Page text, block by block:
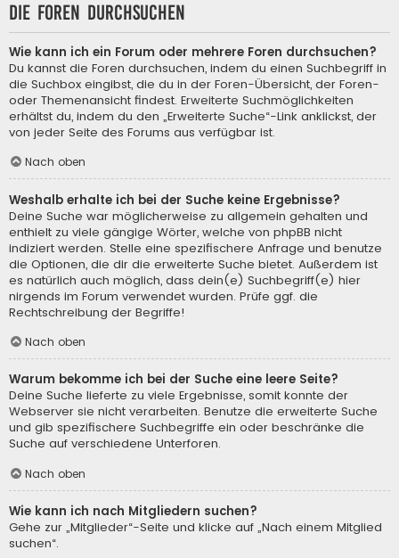
Die Foren durchsuchen
Wie kann ich ein Forum oder mehrere Foren durchsuchen?
Du kannst die Foren durchsuchen, indem du einen Suchbegriff in
die Suchbox eingibst, die du in der Foren-Übersicht, der Foren-
oder Themenansicht findest. Erweiterte Suchmöglichkeiten
erhältst du, indem du den „Erweiterte Suche“-Link anklickst, der
von jeder Seite des Forums aus verfügbar ist.
Nach oben
Weshalb erhalte ich bei der Suche keine Ergebnisse?
Deine Suche war möglicherweise zu allgemein gehalten und
enthielt zu viele gängige Wörter, welche von phpBB nicht
indiziert werden. Stelle eine spezifischere Anfrage und benutze
die Optionen, die dir die erweiterte Suche bietet. Außerdem ist
es natürlich auch möglich, dass dein(e) Suchbegriff(e) hier
nirgends im Forum verwendet wurden. Prüfe ggf. die
Rechtschreibung der Begriffe!
Nach oben
Warum bekomme ich bei der Suche eine leere Seite?
Deine Suche lieferte zu viele Ergebnisse, somit konnte der
Webserver sie nicht verarbeiten. Benutze die erweiterte Suche
und gib spezifischere Suchbegriffe ein oder beschränke die
Suche auf verschiedene Unterforen.
Nach oben
Wie kann ich nach Mitgliedern suchen?
Gehe zur „Mitglieder“-Seite und klicke auf „Nach einem Mitglied
suchen“.